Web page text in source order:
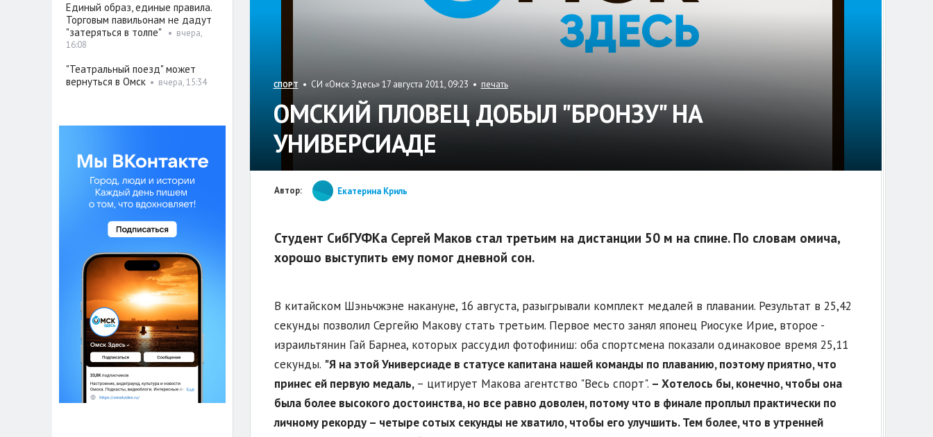
СПОРТ • СИ «Омск Здесь» 17 августа 2011, 09:23 • печать
ОМСКИЙ ПЛОВЕЦ ДОБЫЛ "БРОНЗУ" НА
УНИВЕРСИАДЕ
Автор: Екатерина Криль
Студент СибГУФКа Сергей Маков стал третьим на дистанции 50 м на спине. По словам омича,
хорошо выступить ему помог дневной сон.
В китайском Шэньчжэне накануне, 16 августа, разыгрывали комплект медалей в плавании. Результат в 25,42
секунды позволил Сергейю Макову стать третьим. Первое место занял японец Риосуке Ирие, второе -
израильтянин Гай Барнеа, которых рассудил фотофиниш: оба спортсмена показали одинаковое время 25,11
секунды. "Я на этой Универсиаде в статусе капитана нашей команды по плаванию, поэтому приятно, что
принес ей первую медаль, – цитирует Макова агентство "Весь спорт". – Хотелось бы, конечно, чтобы она
была более высокого достоинства, но все равно доволен, потому что в финале проплыл практически по
личному рекорду – четыре сотых секунды не хватило, чтобы его улучшить. Тем более, что в утренней
Единый образ, единые правила.
Торговым павильонам не дадут
"затеряться в толпе"
• вчера,
16:08
"Театральный поезд" может
вернуться в Омск• вчера, 15:34